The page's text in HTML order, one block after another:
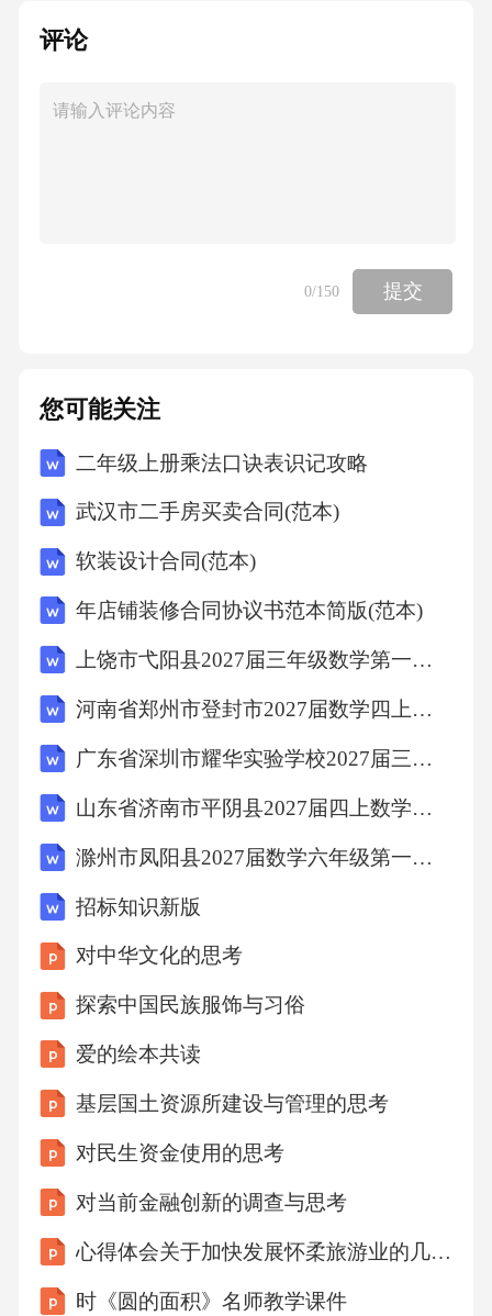
案调整主要活动：主要产出：供给商评价分析
给方案书供给方案调整书供给商筛选1、供给商
向性〕主要活动：主要产出：付款采购作业到
货验收货款结算主要活动：1、按照采购方案下
量2、牵头货物验收主要产出：货物到货验收单
货物质量检验单主要活动：主要产出：付款凭
证主要活动：1、将货物验收单、质量检验单、
活动：采购业务〔供给科〕流程界定验收入库
供给科营销部质检科生产科副总经理办公会财
务采购方案组织和编制供给商评价及合同签定
付款凭证营销部采购作业运输组织执行提供数
批准批准
组织执行
组织提供平安库存数据提供数据参与评估供给
商财务状况：参与合同的签定或审核参与评估
供给商质量状况提供平安库存数据组织验收采
及其状况分析3、采购状况分析4、财务状况分
析5、平安库存分析6、汇总编制采购方案〔包
含全面预算〕7、提交采购方案书供决策层审批
活动：主要产出：非标设备〔设备科〕采购流
程分析采购任务安排1、采购任务分工2、月度
方案细化3、下达采购任务方案4、非正常采购
评论
0/150 提交
您可能关注
二年级上册乘法口诀表识记攻略
武汉市二手房买卖合同(范本)
软装设计合同(范本)
年店铺装修合同协议书范本简版(范本)
上饶市弋阳县2027届三年级数学第一学期期末学业水平测试试题含解析
河南省郑州市登封市2027届数学四上期末综合测试模拟试题含解析
广东省深圳市耀华实验学校2027届三上数学期末质量检测试题含解析
山东省济南市平阴县2027届四上数学期末监测试题含解析
滁州市凤阳县2027届数学六年级第一学期期末经典试题含解析
招标知识新版
对中华文化的思考
探索中国民族服饰与习俗
爱的绘本共读
基层国土资源所建设与管理的思考
对民生资金使用的思考
对当前金融创新的调查与思考
心得体会关于加快发展怀柔旅游业的几点思考
时《圆的面积》名师教学课件